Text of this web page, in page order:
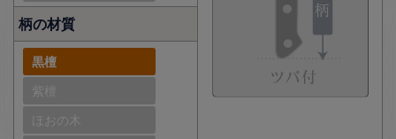
柄の材質
黒檀
紫檀
ほおの木